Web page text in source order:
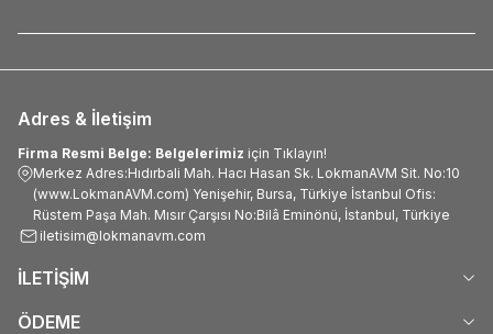
Adres & İletişim
Firma Resmi Belge: Belgelerimiz için Tıklayın!
Merkez Adres:Hıdırbali Mah. Hacı Hasan Sk. LokmanAVM Sit. No:10
(www.LokmanAVM.com) Yenişehir, Bursa, Türkiye İstanbul Ofis:
Rüstem Paşa Mah. Mısır Çarşısı No:Bilâ Eminönü, İstanbul, Türkiye
iletisim@lokmanavm.com
İLETİŞİM
ÖDEME